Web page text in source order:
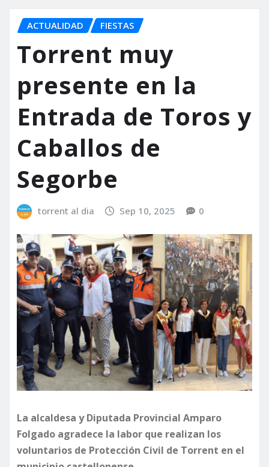
ACTUALIDAD FIESTAS
Torrent muy
presente en la
Entrada de Toros y
Caballos de
Segorbe
torrent al dia Sep 10, 2025 0
La alcaldesa y Diputada Provincial Amparo
Folgado agradece la labor que realizan los
voluntarios de Protección Civil de Torrent en el